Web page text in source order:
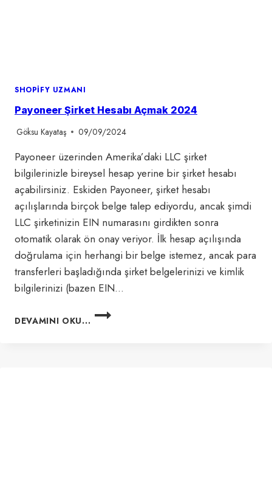
SHOPIFY UZMANI
Payoneer Şirket Hesabı Açmak 2024
Göksu Kayataş
09/09/2024
Payoneer üzerinden Amerika’daki LLC şirket
bilgilerinizle bireysel hesap yerine bir şirket hesabı
açabilirsiniz. Eskiden Payoneer, şirket hesabı
açılışlarında birçok belge talep ediyordu, ancak şimdi
LLC şirketinizin EIN numarasını girdikten sonra
otomatik olarak ön onay veriyor. İlk hesap açılışında
doğrulama için herhangi bir belge istemez, ancak para
transferleri başladığında şirket belgelerinizi ve kimlik
bilgilerinizi (bazen EIN…
DEVAMINI OKU...
PAYONEER